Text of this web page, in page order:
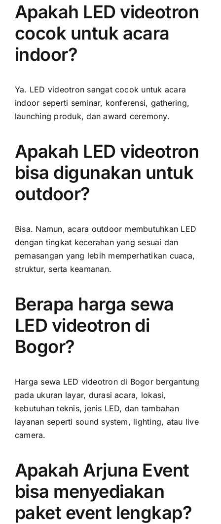
Apakah LED videotron
cocok untuk acara
indoor?
Ya. LED videotron sangat cocok untuk acara
indoor seperti seminar, konferensi, gathering,
launching produk, dan award ceremony.
Apakah LED videotron
bisa digunakan untuk
outdoor?
Bisa. Namun, acara outdoor membutuhkan LED
dengan tingkat kecerahan yang sesuai dan
pemasangan yang lebih memperhatikan cuaca,
struktur, serta keamanan.
Berapa harga sewa
LED videotron di
Bogor?
Harga sewa LED videotron di Bogor bergantung
pada ukuran layar, durasi acara, lokasi,
kebutuhan teknis, jenis LED, dan tambahan
layanan seperti sound system, lighting, atau live
camera.
Apakah Arjuna Event
bisa menyediakan
paket event lengkap?